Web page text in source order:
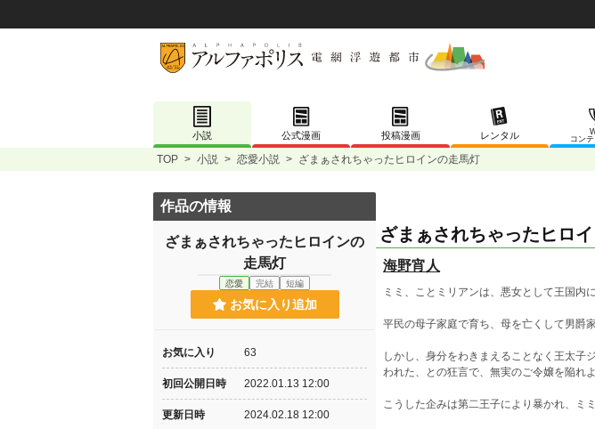
小説 公式漫画 投稿漫画 レンタル
コン
TOP > 小説 > 恋愛小説 > ざまぁされちゃったヒロインの走馬灯
ざまぁされちゃったヒロ
海野宵人
ミミ、ことミリアンは、悪女として王国内
平民の母子家庭で育ち、母を亡くして男爵
しかし、身分をわきまえることなく王太子
われた、との狂言で、無実のご令嬢を陥れよ
こうした企みは第二王子により暴かれ、ミ
作品の情報
ざまぁされちゃったヒロインの
走馬灯
恋愛 完結 短編
お気に入り追加
お気に入り 63
初回公開日時 2022.01.13 12:00
更新日時 2024.02.18 12:00